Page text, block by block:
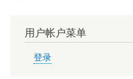
用户帐户菜单
登录